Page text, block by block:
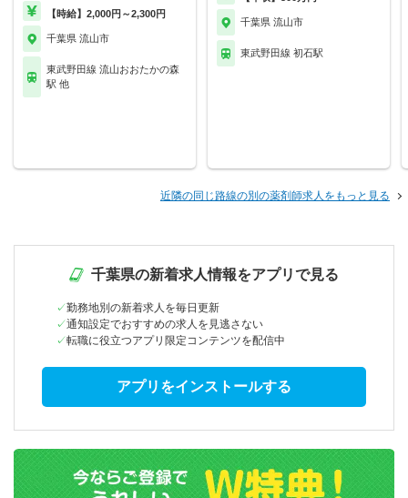
【時給】2,000円～2,300円
千葉県 流山市
東武野田線 流山おおたかの森
駅 他
千葉県 流山市
東武野田線 初石駅
近隣の同じ路線の別の薬剤師求人をもっと見る
千葉県の新着求人情報をアプリで見る
勤務地別の新着求人を毎日更新
通知設定でおすすめの求人を見逃さない
転職に役立つアプリ限定コンテンツを配信中
アプリをインストールする